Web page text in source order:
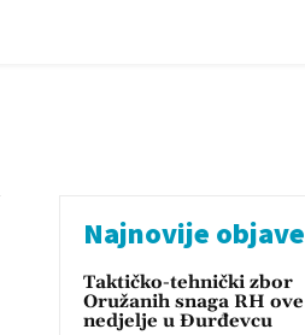
Najnovije objave
Taktičko-tehnički zbor
Oružanih snaga RH ove
nedjelje u Đurđevcu